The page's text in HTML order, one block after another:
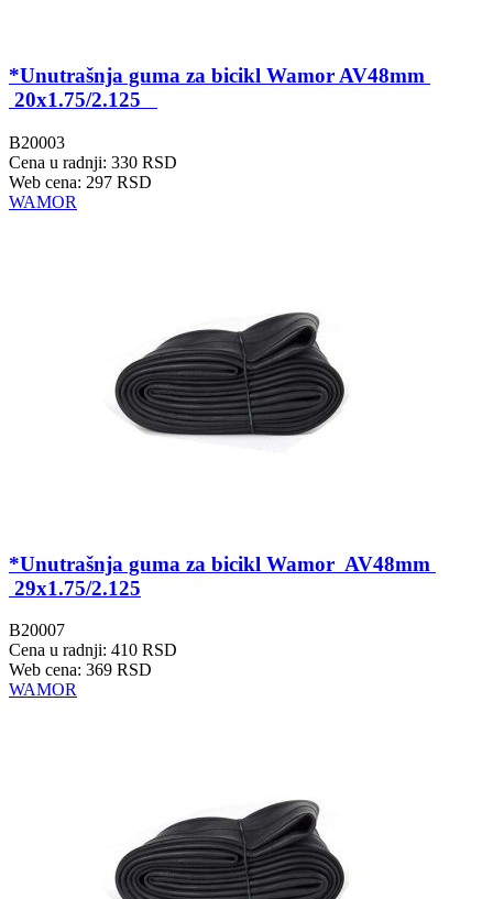
*Unutrašnja guma za bicikl Wamor AV48mm
20x1.75/2.125
B20003
Cena u radnji: 330 RSD
Web cena: 297 RSD
WAMOR
*Unutrašnja guma za bicikl Wamor AV48mm
29x1.75/2.125
B20007
Cena u radnji: 410 RSD
Web cena: 369 RSD
WAMOR